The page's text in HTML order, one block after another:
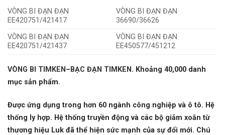
VÒNG BI ĐẠN ĐẠN
EE420751/421417
VÒNG BI ĐẠN ĐẠN
36690/36626
VÒNG BI ĐẠN ĐẠN
EE420751/421437
VÒNG BI ĐẠN ĐẠN
EE450577/451212
VÒNG BI TIMKEN – BẠC ĐẠN TIMKEN . Khoảng 40,000 danh
mục sản phẩm.
Được ứng dụng trong hơn 60 ngành công nghiệp và ô tô. Hệ
thống ly hợp. Hệ thống truyền động và các bộ giảm xoắn từ
thương hiệu Luk đã thể hiện sức mạnh của sự đổi mới. Chú